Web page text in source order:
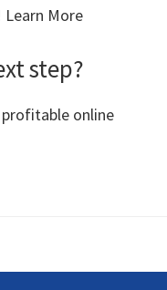
Learn More
step?
profitable online